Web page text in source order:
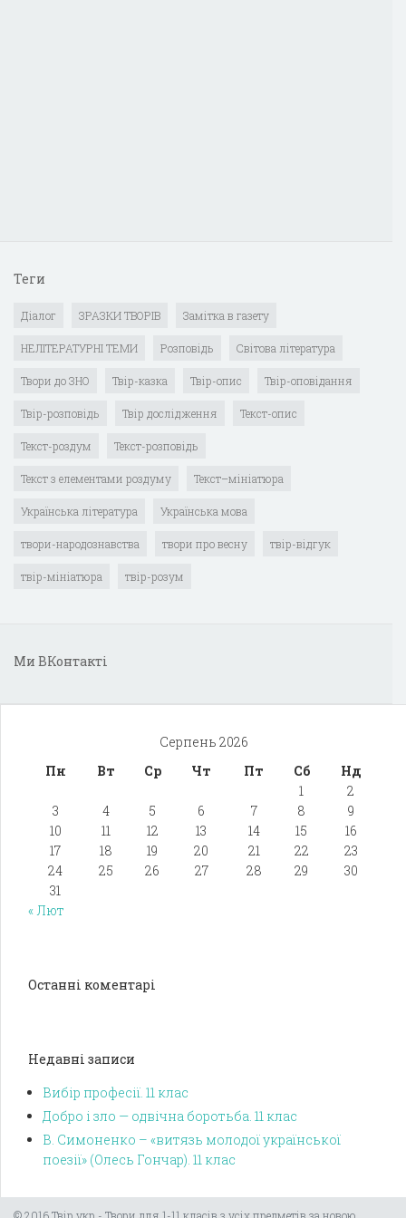
Теги
Діалог ЗРАЗКИ ТВОРІВ Замітка в газету
НЕЛІТЕРАТУРНІ ТЕМИ Розповідь Світова література
Твори до ЗНО Твір-казка Твір-опис Твір-оповідання
Твір-розповідь Твір дослідження Текст-опис
Текст-роздум Текст-розповідь
Текст з елементами роздуму Текст–мініатюра
Українська література Українська мова
твори-народознавства твори про весну твір-відгук
твір-мініатюра твір-розум
Ми ВКонтакті
Серпень 2026
Пн
Вт Ср Чт Пт Сб
Нд
1
2
3
4 5 6 7 8
9
10
11 12 13 14 15
16
17
18 19 20 21 22
23
24
25 26 27 28 29
30
31
« Лют
Останні коментарі
Недавні записи
Вибір професії. 11 клас
Добро і зло — одвічна боротьба. 11 клас
В. Симоненко – «витязь молодої української
поезії» (Олесь Гончар). 11 клас